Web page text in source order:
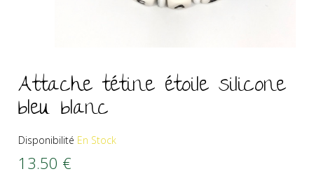
Attache tétine étoile silicone
bleu blanc
Disponibilité En Stock
13.50 €